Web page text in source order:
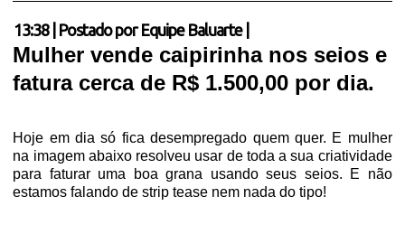
13:38| Postado por Equipe Baluarte
Mulher vende caipirinha nos seios e
fatura cerca de R$ 1.500,00 por dia.
Hoje em dia só fica desempregado quem quer. E mulher
na imagem abaixo resolveu usar de toda a sua criatividade
para faturar uma boa grana usando seus seios. E não
estamos falando de strip tease nem nada do tipo!